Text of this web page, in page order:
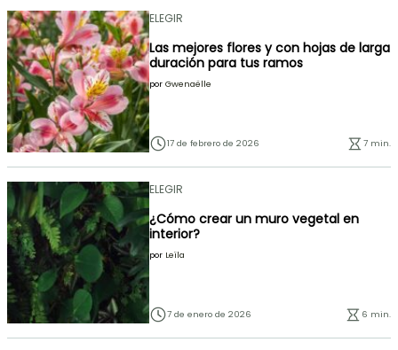
ELEGIR
Las mejores flores y con hojas de larga
duración para tus ramos
por Gwenaëlle
17 de febrero de 2026 7 min.
ELEGIR
¿Cómo crear un muro vegetal en
interior?
por Leïla
7 de enero de 2026 6 min.